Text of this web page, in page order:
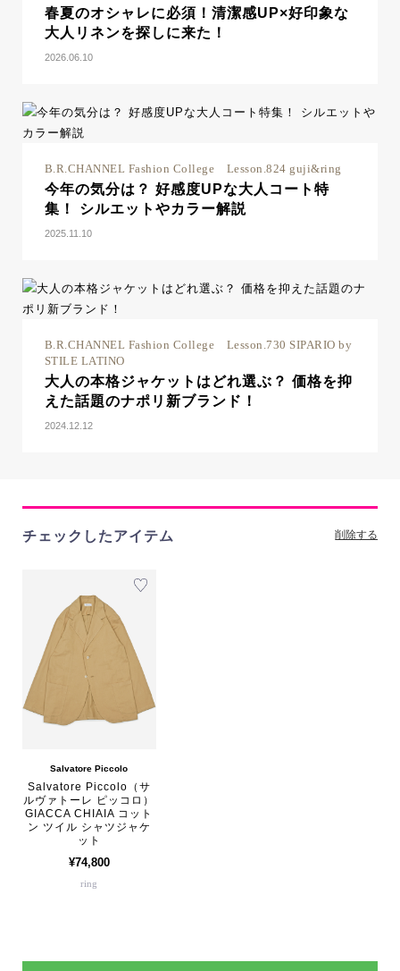
春夏のオシャレに必須！清潔感UP×好印象な
大人リネンを探しに来た！
2026.06.10
B.R.CHANNEL Fashion College Lesson.824 guji&ring
今年の気分は？ 好感度UPな大人コート特
集！ シルエットやカラー解説
2025.11.10
B.R.CHANNEL Fashion College Lesson.730 SIPARIO by
STILE LATINO
大人の本格ジャケットはどれ選ぶ？ 価格を抑
えた話題のナポリ新ブランド！
2024.12.12
チェックしたアイテム 削除する
Salvatore Piccolo
Salvatore Piccolo（サ
ルヴァトーレ ピッコロ）
GIACCA CHIAIA コット
ン ツイル シャツジャケ
ット
¥74,800
ring